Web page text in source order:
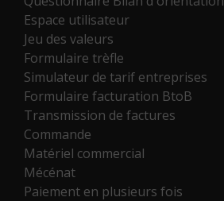
Espace utilisateur
Jeu des valeurs
Formulaire trèfle
Simulateur de tarif entreprises
Formulaire facturation BtoB
Transmission de factures
Commande
Matériel commercial
Mécénat
Paiement en plusieurs fois